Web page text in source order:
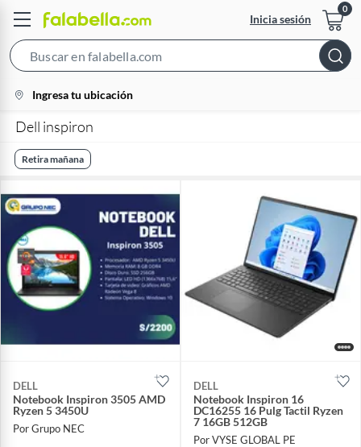
Inicia sesión
Bar
location-
icon
Ingresa tu ubicación
Dell inspiron
Retira mañana
DELL
Notebook Inspiron 3505 AMD
Ryzen 5 3450U
Por Grupo NEC
DELL
Notebook Inspiron 16
DC16255 16 Pulg Tactil Ryzen
7 16GB 512GB
Por VYSE GLOBAL PE